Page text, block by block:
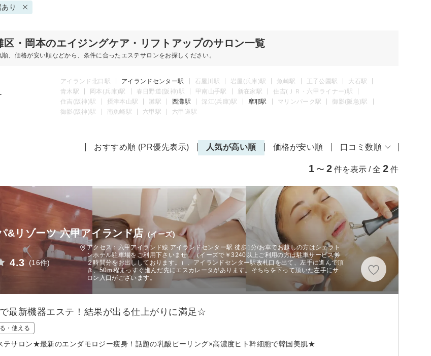
り
区・岡本のエイジングケア・リフトアップのサロン一覧
、価格が安い順などから、条件に合ったエステサロンをお探しください。
アイランド北口駅 アイランドセンター駅 石屋川駅 岩屋(兵庫)駅 魚崎駅 王子公園駅
大石駅
青木駅
岡本(兵庫)駅 春日野道(阪神)駅 甲南山手駅 新在家駅
住吉(ＪＲ・六甲ライナー)駅
住吉(阪神)駅
摂津本山駅 灘駅 西灘駅 深江(兵庫)駅 摩耶駅 マリンパーク駅
御影(阪急)駅
御影(阪神)駅
南魚崎駅 六甲駅 六甲道駅
おすすめ順 (PR優先表示) 人気が高い順 価格が安い順 口コミ数順
1 〜 2 件を表示 / 全 2 件
&リゾーツ 六甲アイランド店 (イーズ)
4.3 (16件)
アクセス：六甲アイランド線 アイランドセンター駅 徒歩1分/お車でお越しの方はシェラト
ンホテル駐車場をご利用下さいませ。（イーズで￥3240以上ご利用の方は駐車サービス券
２時間分をお出ししております。）、アイランドセンター駅改札口を出て、左手に進んで頂
き、50ｍ程まっすぐ進んだ先にエスカレータがあります。そちらを下って頂いた左手にサ
ロン入口がございます。
最新機器エステ！結果が出る仕上がりに満足☆
・使える
テサロン★最新のエンダモロジー痩身！話題の乳酸ピーリング×高濃度ヒト幹細胞で韓国美肌★